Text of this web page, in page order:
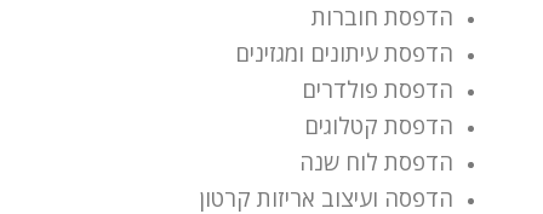
הדפסת חוברות
הדפסת עיתונים ומגזינים
הדפסת פולדרים
הדפסת קטלוגים
הדפסת לוח שנה
הדפסה ועיצוב אריזות קרטון